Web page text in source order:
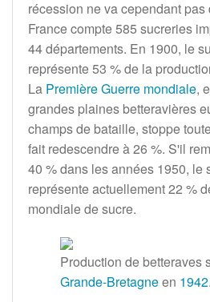
récession ne va cependant pas
France compte585 sucreries
44 départements. En 1900, le
représente 53 % de la
La Première Guerre mondiale,
grandes plaines betteravières
champs de bataille, stoppe
fait redescendre à 26 %. S'il
40 % dans les années 1950, le
représente actuellement 22 %
mondiale de sucre.
Production de betteraves
Grande-Bretagneen 1942.